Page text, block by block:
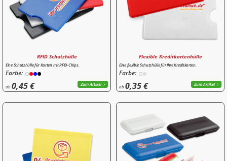
RFID Schutzhülle
Eine Schutzhülle für Karten mit RFID-Chips.
Farbe:
ab0,45 € Zum Artikel
Flexible Kreditkartenhülle
Eine flexible Schutzhülle für Ihre Kreditkarten.
Farbe:
ab0,35 € Zum Artikel